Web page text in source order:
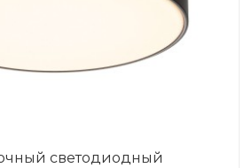
светодиодный